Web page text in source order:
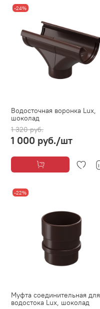
-24%
Водосточная воронка Lux,
шоколад
1 320 руб.
1 000 руб./шт
-22%
Муфта соединительная для
водостока Lux, шоколад